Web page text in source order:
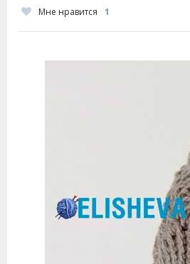
Мне нравится 1